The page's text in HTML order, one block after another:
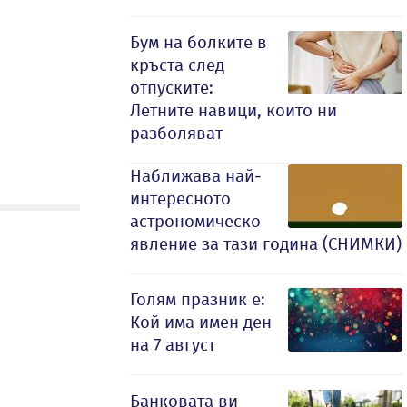
Бум на болките в
кръста след
отпуските:
Летните навици, които ни
разболяват
Наближава най-
интересното
астрономическо
явление за тази година (СНИМКИ)
Голям празник е:
Кой има имен ден
на 7 август
Банковата ви